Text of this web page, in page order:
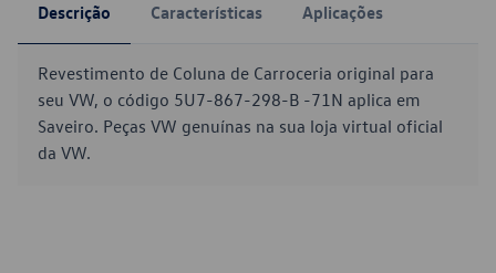
Descrição Características Aplicações
Revestimento de Coluna de Carroceria original para
seu VW, o código 5U7-867-298-B -71N aplica em
Saveiro. Peças VW genuínas na sua loja virtual oficial
da VW.